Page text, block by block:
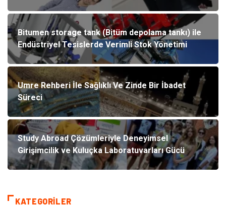
Bitumen storage tank (Bitüm depolama tankı) ile
Endüstriyel Tesislerde Verimli Stok Yönetimi
Umre Rehberi İle Sağlıklı Ve Zinde Bir İbadet
Süreci
Study Abroad Çözümleriyle Deneyimsel
Girişimcilik ve Kuluçka Laboratuvarları Gücü
KATEGORILER